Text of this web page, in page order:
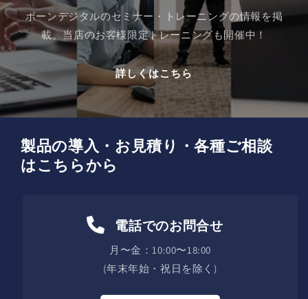
ボーンデジタルのセミナー・トレーニングの情報を掲
載。当店のお客様限定トレーニングも開催中！
詳しくはこちら
製品の導入・お見積り・各種ご相談
はこちらから
電話でのお問合せ
月〜金：10:00〜18:00
(年末年始・祝日を除く)